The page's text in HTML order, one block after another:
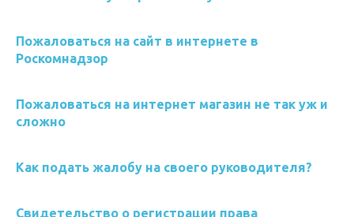
Пожаловаться на сайт в интернете в
Роскомнадзор
Пожаловаться на интернет магазин не так уж и
сложно
Как подать жалобу на своего руководителя?
Свидетельство о регистрации права